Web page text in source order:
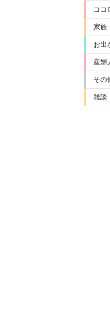
ココ
家族
お出
産婦
その
雑談